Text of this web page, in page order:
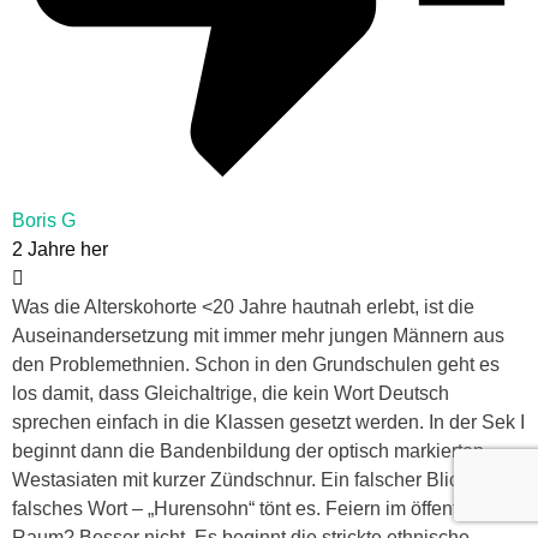
Boris G
2 Jahre her
Was die Alterskohorte <20 Jahre hautnah erlebt, ist die
Auseinandersetzung mit immer mehr jungen Männern aus
den Problemethnien. Schon in den Grundschulen geht es
los damit, dass Gleichaltrige, die kein Wort Deutsch
sprechen einfach in die Klassen gesetzt werden. In der Sek I
beginnt dann die Bandenbildung der optisch markierten
Westasiaten mit kurzer Zündschnur. Ein falscher Blick, ein
falsches Wort – „Hurensohn“ tönt es. Feiern im öffentlichen